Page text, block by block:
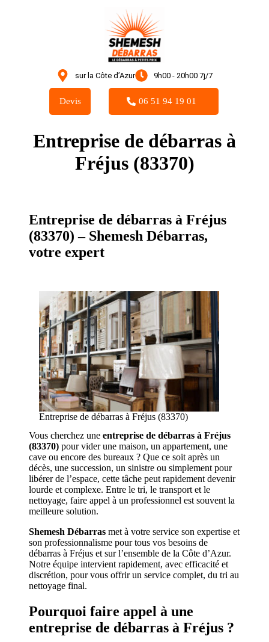
sur la Côte d’Azur 9h00 - 20h00 7j/7
Devis 06 51 94 19 01
Entreprise de débarras à
Fréjus (83370)
Entreprise de débarras à Fréjus
(83370) – Shemesh Débarras,
votre expert
Entreprise de débarras à Fréjus (83370)
Vous cherchez une entreprise de débarras à Fréjus
(83370) pour vider une maison, un appartement, une
cave ou encore des bureaux ? Que ce soit après un
décès, une succession, un sinistre ou simplement pour
libérer de l’espace, cette tâche peut rapidement devenir
lourde et complexe. Entre le tri, le transport et le
nettoyage, faire appel à un professionnel est souvent la
meilleure solution.
Shemesh Débarras met à votre service son expertise et
son professionnalisme pour tous vos besoins de
débarras à Fréjus et sur l’ensemble de la Côte d’Azur.
Notre équipe intervient rapidement, avec efficacité et
discrétion, pour vous offrir un service complet, du tri au
nettoyage final.
Pourquoi faire appel à une
entreprise de débarras à Fréjus ?